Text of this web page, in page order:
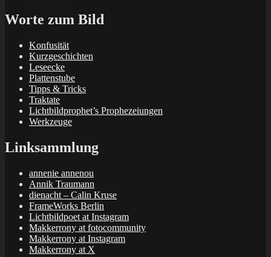
Worte zum Bild
Konfusität
Kurzgeschichten
Leseecke
Plattenstube
Tipps & Tricks
Traktate
Lichtbildprophet’s Prophezeiungen
Werkzeuge
Linksammlung
annenie annenou
Annik Traumann
dienacht – Calin Kruse
FrameWorks Berlin
Lichtbildpoet at Instagram
Makkerrony at fotocommunity
Makkerrony at Instagram
Makkerrony at X